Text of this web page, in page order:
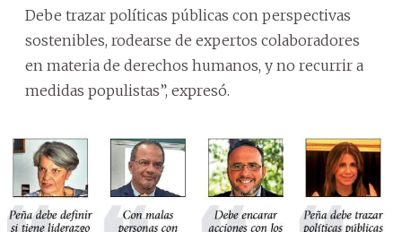
Debe trazar políticas públicas con perspectivas
sostenibles, rodearse de expertos colaboradores
en materia de derechos humanos, y no recurrir a
medidas populistas”, expresó.